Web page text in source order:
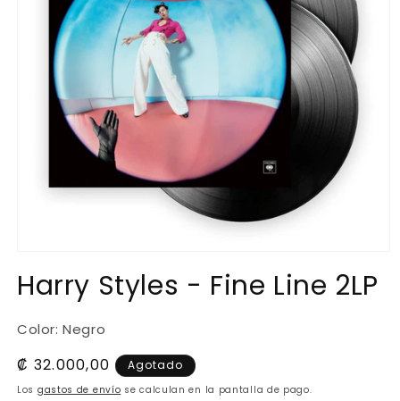
multimedia
1
una
ventana
Harry Styles - Fine Line 2LP
Color: Negro
Precio
habitual
₡ 32.000,00 Agotado
Los gastos de envío se calculan en la pantalla de pago.